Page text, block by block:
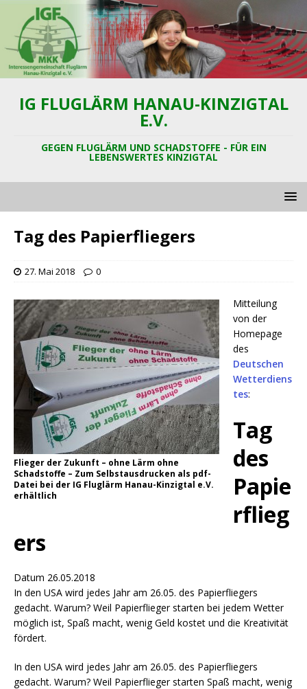
IG FLUGLÄRM HANAU-KINZIGTAL
E.V.
GEGEN FLUGLÄRM UND SCHADSTOFFE - FÜR EIN
LEBENSWERTES KINZIGTAL
Tag des Papierfliegers
27. Mai 2018 0
Flieger der Zukunft – ohne Lärm ohne
Schadstoffe – Zum Selbstausdrucken als pdf-
Datei bei der IG Fluglärm Hanau-Kinzigtal e.V.
erhältlich
Mitteilung
von der
Homepage
des
Deutschen
Wetterdiens
tes:
Tag
des
Papie
rflieg
ers
Datum 26.05.2018
In den USA wird jedes Jahr am 26.05. des Papierfliegers
gedacht. Warum? Weil Papierflieger starten bei jedem Wetter
möglich ist, Spaß macht, wenig Geld kostet und die Kreativität
fördert.
In den USA wird jedes Jahr am 26.05. des Papierfliegers
gedacht. Warum? Weil Papierflieger starten Spaß macht, wenig